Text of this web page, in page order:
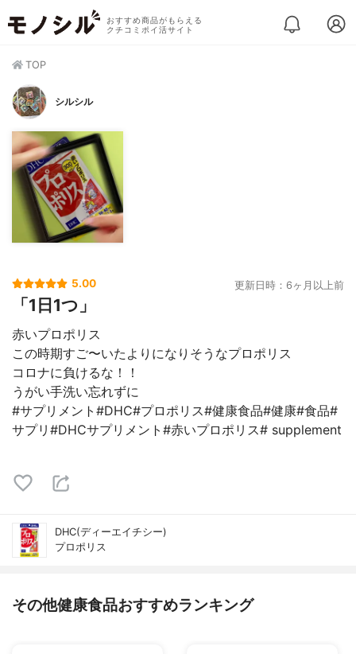
おすすめ商品がもらえる
クチコミポイ活サイト
TOP
シルシル
5.00 更新日時：6ヶ月以上前
「1日1つ」
赤いプロポリス
この時期すご〜いたよりになりそうなプロポリス
コロナに負けるな！！
うがい手洗い忘れずに
#サプリメント#DHC#プロポリス#健康食品#健康#食品#
サプリ#DHCサプリメント#赤いプロポリス# supplement
DHC(ディーエイチシー)
プロポリス
その他健康食品おすすめランキング